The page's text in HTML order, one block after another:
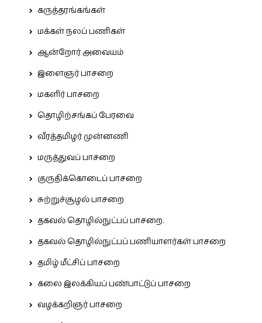
கருத்தரங்கங்கள்
மக்கள் நலப் பணிகள்
ஆன்றோர் அவையம்
இளைஞர் பாசறை
மகளிர் பாசறை
தொழிற்சங்கப் பேரவை
வீரத்தமிழர் முன்னணி
மருத்துவப் பாசறை
குருதிக்கொடைப் பாசறை
சுற்றுச்சூழல் பாசறை
தகவல் தொழில்நுட்பப் பாசறை.
தகவல் தொழில்நுட்பப் பணியாளர்கள் பாசறை
தமிழ் மீட்சிப் பாசறை
கலை இலக்கியப் பண்பாட்டுப் பாசறை
வழக்கறிஞர் பாசறை